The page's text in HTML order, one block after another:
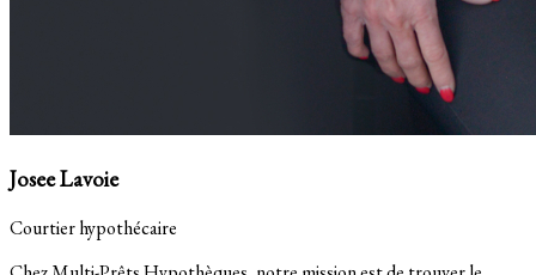
Josee Lavoie
Courtier hypothécaire